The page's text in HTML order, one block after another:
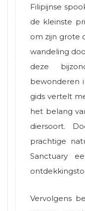
Filipijnse
de kleinste
om zijn grote
wandeling
deze
bewonderen
gids vertelt
het belang
diersoort.
prachtige
Sanctuary
Vervolgens